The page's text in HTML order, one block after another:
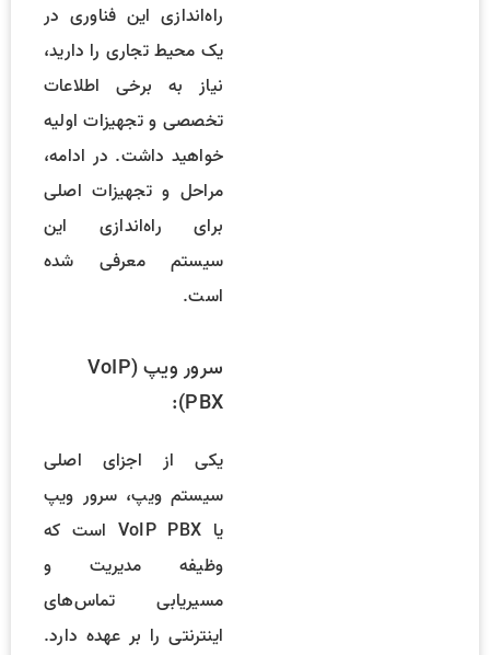
راه‌اندازی این فناوری در
یک محیط تجاری را دارید،
نیاز به برخی اطلاعات
تخصصی و تجهیزات اولیه
خواهید داشت. در ادامه،
مراحل و تجهیزات اصلی
برای راه‌اندازی این
سیستم معرفی شده
است.
سرور ویپ (VoIP
PBX):
یکی از اجزای اصلی
سیستم ویپ، سرور ویپ
یا VoIP PBX است که
وظیفه مدیریت و
مسیریابی تماس‌های
اینترنتی را بر عهده دارد.